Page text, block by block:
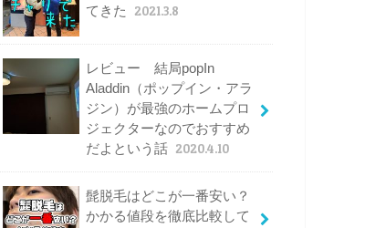
てきた
2021.3.8
レビュー 結局popIn
Aladdin（ポップイン・アラ
ジン）が最強のホームプロ
ジェクターなのでおすすめ
だよという話 2020.4.10
髭脱毛はどこが一番安い？
かかる値段を徹底比較して